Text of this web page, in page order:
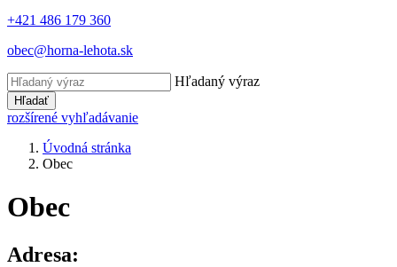
+421 486 179 360
obec@horna-lehota.sk
Hľadaný výraz
Hľadať
rozšírené vyhľadávanie
Úvodná stránka
Obec
Obec
Adresa: